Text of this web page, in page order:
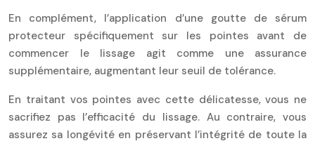
En complément, l’application d’une goutte de sérum
protecteur spécifiquement sur les pointes avant de
commencer le lissage agit comme une assurance
supplémentaire, augmentant leur seuil de tolérance.
En traitant vos pointes avec cette délicatesse, vous ne
sacrifiez pas l’efficacité du lissage. Au contraire, vous
assurez sa longévité en préservant l’intégrité de toute la